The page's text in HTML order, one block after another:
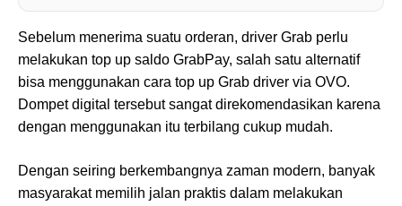
Sebelum menerima suatu orderan, driver Grab perlu
melakukan top up saldo GrabPay, salah satu alternatif
bisa menggunakan cara top up Grab driver via OVO.
Dompet digital tersebut sangat direkomendasikan karena
dengan menggunakan itu terbilang cukup mudah.
Dengan seiring berkembangnya zaman modern, banyak
masyarakat memilih jalan praktis dalam melakukan